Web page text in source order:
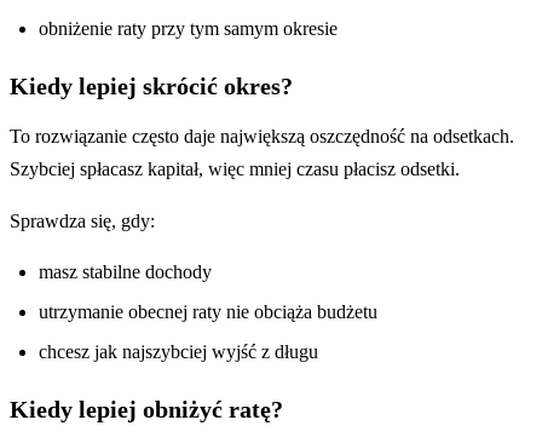
obniżenie raty przy tym samym okresie
Kiedy lepiej skrócić okres?
To rozwiązanie często daje największą oszczędność na odsetkach.
Szybciej spłacasz kapitał, więc mniej czasu płacisz odsetki.
Sprawdza się, gdy:
masz stabilne dochody
utrzymanie obecnej raty nie obciąża budżetu
chcesz jak najszybciej wyjść z długu
Kiedy lepiej obniżyć ratę?